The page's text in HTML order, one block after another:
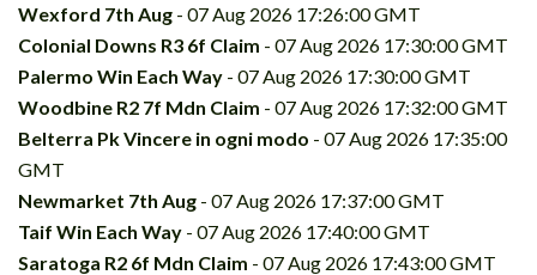
Wexford 7th Aug - 07 Aug 2026 17:26:00 GMT
Colonial Downs R3 6f Claim - 07 Aug 2026 17:30:00 GMT
Palermo Win Each Way - 07 Aug 2026 17:30:00 GMT
Woodbine R2 7f Mdn Claim - 07 Aug 2026 17:32:00 GMT
Belterra Pk Vincere in ogni modo - 07 Aug 2026 17:35:00
GMT
Newmarket 7th Aug - 07 Aug 2026 17:37:00 GMT
Taif Win Each Way - 07 Aug 2026 17:40:00 GMT
Saratoga R2 6f Mdn Claim - 07 Aug 2026 17:43:00 GMT